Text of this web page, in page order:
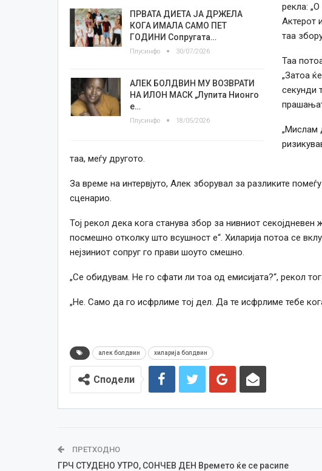
ПРВАТА ДИЕТА ЈА ДРЖЕЛА
КОГА ИМАЛА САМО ПЕТ
ГОДИНИ Сопругата…
Плусинфо 30/07/2026
АЛЕК БОЛДВИН МУ ВОЗВРАТИ
НА ИЛОН МАСК „Лупита Нионго
е…
Плусинфо 18/05/2026
рекла:
Актерот
таа
Таа
„Затоа
секунди
„Мислам
таа, меѓу другото.
За време на интервјуто, Алек зборувал за разликите
сценарио.
Тој рекол дека кога станува збор за нивниот секојдневен
посмешно отколку што всушност е“. Хиларија потоа се
нејзиниот сопруг го прави шоуто смешно.
„Се обидувам. Не го сфати ли тоа од емисијата?“, рекол
„Не. Само да го исфрлиме тој дел. Да те исфрлиме тебе
алек болдвин хиларија болдвин
Сподели
ПРЕТХОДНО
ГРЧ СТУДЕНО УТРО, СОНЧЕВ ДЕН Времето ќе се расипе